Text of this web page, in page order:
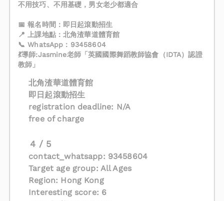
不用技巧、不用基礎，男女老少都適合
📅 報名時間：即日起滾動招生
📍 上課地點：北角渣華道體育館
📞 WhatsApp：93458604
💃導師:Jasmine老師「英國國際舞蹈教師協會（IDTA）認證
教師」
北角渣華道體育館
即日起滾動招生
registration deadline: N/A
free of charge
4 / 5
contact_whatsapp: 93458604
Target age group: All Ages
Region: Hong Kong
Interesting score: 6